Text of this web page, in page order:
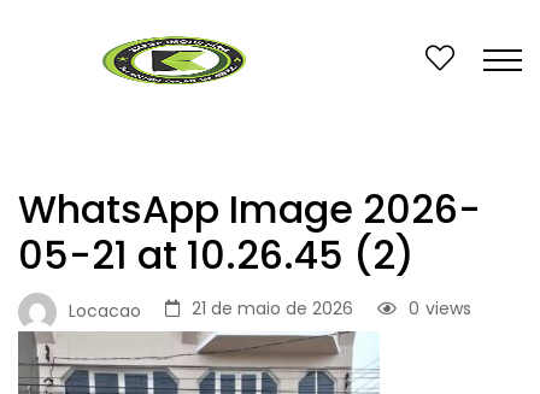
WhatsApp Image 2026-
05-21 at 10.26.45 (2)
Locacao 21 de maio de 2026 views
0